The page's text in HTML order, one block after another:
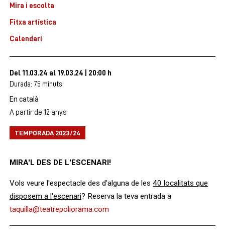
Mira i escolta
Fitxa artística
Calendari
Del 11.03.24 al 19.03.24 20:00 h
Durada: 75 minuts
En català
A partir de 12 anys
TEMPORADA 2023/24
MIRA'L DES DE L'ESCENARI!
Vols veure l'espectacle des d'alguna de les 40 localitats que
disposem a l'escenari? Reserva la teva entrada a
taquilla@teatrepoliorama.com